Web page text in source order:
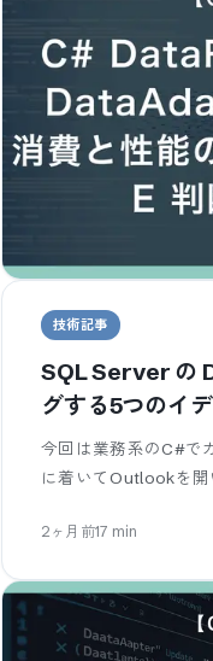
技術記事
SQL Server の
グする5つのイ
今回は業務系のC#で
に着いてOutlookを開
2ヶ月前17 min